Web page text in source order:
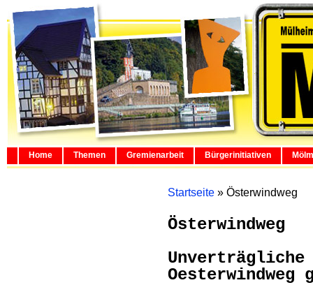
Home Themen Gremienarbeit Bürgerinitiativen
Startseite » Österwindweg
Österwindweg
Unverträgliche
Oesterwindweg